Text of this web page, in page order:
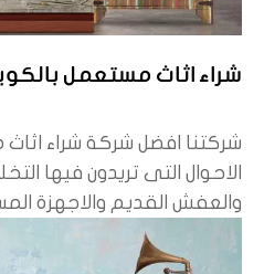
شراء اثاث مستعمل
شركتنا افضل شركة شراء
الاحوال التى تريدون فيها
والعفش القديم والاجهزة